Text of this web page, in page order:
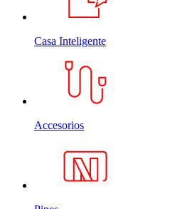
Casa Inteligente
Accesorios